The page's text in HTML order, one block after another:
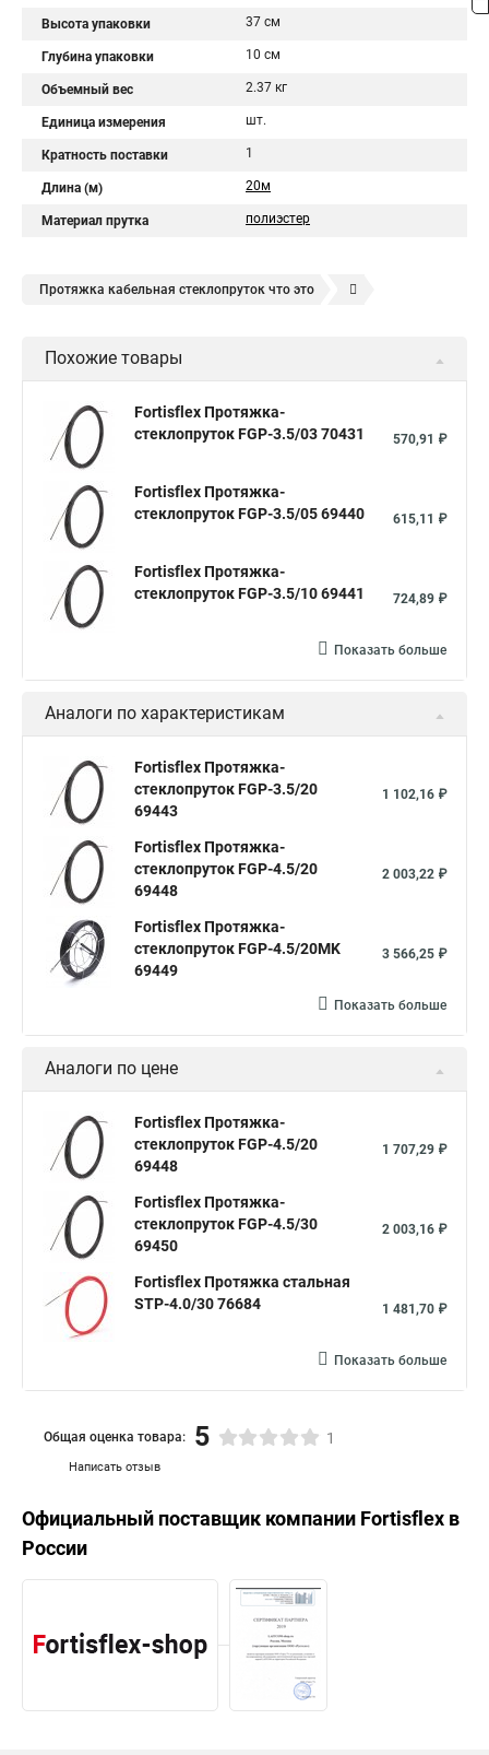
Высота упаковки 37 см
Глубина упаковки 10 см
Объемный вес 2.37 кг
Единица измерения шт.
Кратность поставки 1
Длина (м) 20м
Материал прутка полиэстер
Протяжка кабельная стеклопруток что это
Протяжка кабельные Кабельные протяжки стеклопруток
Кабельная протяжка для канализации
Кабельная протяжка 50 м красная
Труба гибкая двустенная для кабельной канализации с
протяжкой 110мм
Протяжка кабельная это
Кабельные чулки для протяжки
Кабельная протяжка красная
Кабельные протяжки Узк кабельная протяжка
Для кабельной канализации протяжка
Протяжки кабельные узк
Протяжка кабельная что это
Похожие товары
Fortisflex Протяжка-
стеклопруток FGP-3.5/03 70431
570,91 ₽
Fortisflex Протяжка-
стеклопруток FGP-3.5/05 69440
615,11 ₽
Fortisflex Протяжка-
стеклопруток FGP-3.5/10 69441
724,89 ₽
Показать больше
Аналоги по характеристикам
Fortisflex Протяжка-
стеклопруток FGP-3.5/20
69443
1 102,16 ₽
Fortisflex Протяжка-
стеклопруток FGP-4.5/20
69448
2 003,22 ₽
Fortisflex Протяжка-
стеклопруток FGP-4.5/20MK
69449
3 566,25 ₽
Показать больше
Аналоги по цене
Fortisflex Протяжка-
стеклопруток FGP-4.5/20
69448
1 707,29 ₽
Fortisflex Протяжка-
стеклопруток FGP-4.5/30
69450
2 003,16 ₽
Fortisflex Протяжка стальная
STP-4.0/30 76684
1 481,70 ₽
Показать больше
Написать отзыв
Общая оценка товара: 5 1
Официальный поставщик компании Fortisflex в
России